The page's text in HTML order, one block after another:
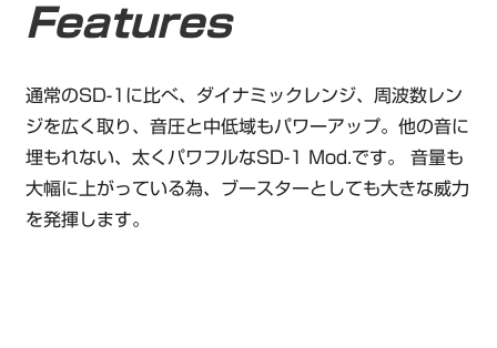
Features
通常のSD-1に比べ、ダイナミックレンジ、周波数レン
ジを広く取り、音圧と中低域もパワーアップ。他の音に
埋もれない、太くパワフルなSD-1 Mod.です。 音量も
大幅に上がっている為、ブースターとしても大きな威力
を発揮します。